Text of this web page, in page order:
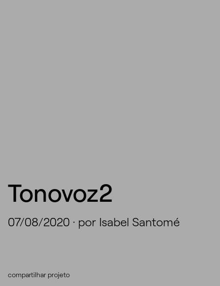
Tonovoz2
07/08/2020 · por Isabel Santomé
compartilhar projeto